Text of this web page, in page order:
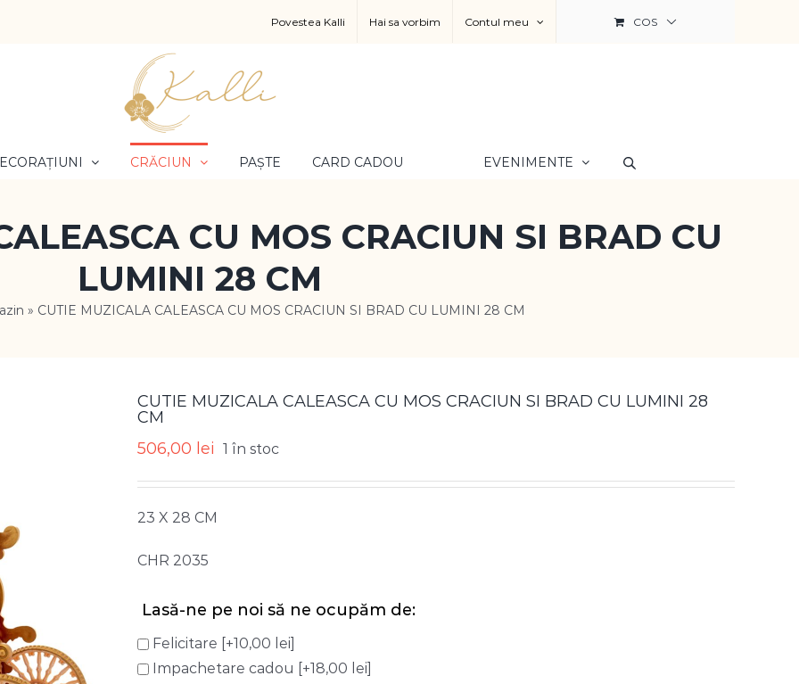
Povestea Kalli Hai sa vorbim Contul meu COS
CRĂCIUN PAȘTE CARD CADOU EVENIMENTE
CU MOS CRACIUN SI BRAD CU
LUMINI 28 CM
» CUTIE MUZICALA CALEASCA CU MOS CRACIUN SI BRAD CU LUMINI 28 CM
CUTIE MUZICALA CALEASCA CU MOS CRACIUN SI BRAD CU LUMINI 28
CM
506,00 lei 1 în stoc
23 X 28 CM
CHR 2035
Lasă-ne pe noi să ne ocupăm de:
Felicitare [+10,00 lei]
Impachetare cadou [+18,00 lei]